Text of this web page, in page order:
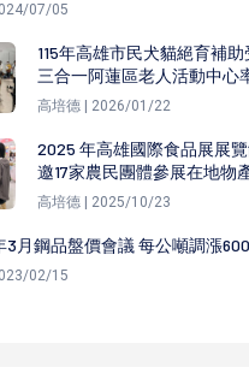
07/05
115年高雄市民犬貓絕育補
三合一阿蓮區老人活動中心
高培德 | 2026/01/22
2025 年高雄國際食品展展
邀17家農民團體參展在地物
高培德 | 2025/10/23
3月鋼品盤價會議 每公噸調漲
02/15